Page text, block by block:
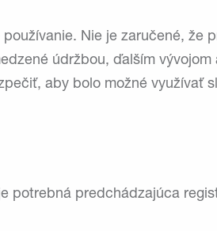
Nie je zaručené, že
údržbou, ďalším
aby bolo možné využívať
potrebná predchádzajúca